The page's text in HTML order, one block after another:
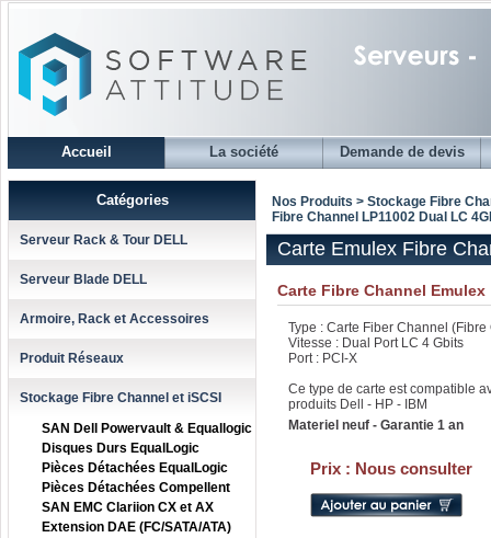
Accueil La société Demande de devis
Catégories
Serveur Rack & Tour DELL
Serveur Blade DELL
Armoire, Rack et Accessoires
Produit Réseaux
Stockage Fibre Channel et iSCSI
SAN Dell Powervault & Equallogic
Disques Durs EqualLogic
Pièces Détachées EqualLogic
Pièces Détachées Compellent
SAN EMC Clariion CX et AX
Extension DAE (FC/SATA/ATA)
Nos Produits > Stockage Fibre
Fibre Channel LP11002 Dual LC
Carte Emulex Fibre
Carte Fibre Channel Emulex
Type : Carte Fiber Channel (Fibre
Vitesse : Dual Port LC 4 Gbits
Port : PCI-X
Ce type de carte est compatible
produits Dell - HP - IBM
Materiel neuf - Garantie 1 an
Prix : Nous consulter